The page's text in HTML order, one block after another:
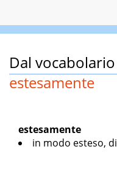
Dal
estesamente
estesamente
in modo esteso,